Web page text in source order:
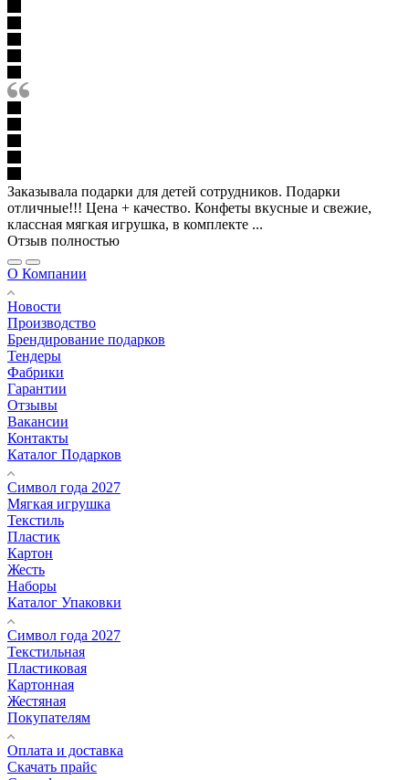
Заказывала подарки для детей сотрудников. Подарки
отличные!!! Цена + качество. Конфеты вкусные и свежие,
классная мягкая игрушка, в комплекте ...
Отзыв полностью
О Компании
Новости
Производство
Брендирование подарков
Тендеры
Фабрики
Гарантии
Отзывы
Вакансии
Контакты
Каталог Подарков
Символ года 2027
Мягкая игрушка
Текстиль
Пластик
Картон
Жесть
Наборы
Каталог Упаковки
Символ года 2027
Текстильная
Пластиковая
Картонная
Жестяная
Покупателям
Оплата и доставка
Скачать прайс